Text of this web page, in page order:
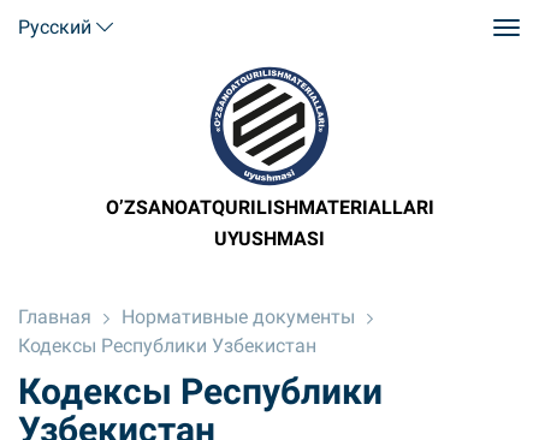
Русский
O’ZSANOATQURILISHMATERIALLARI
UYUSHMASI
Главная
Нормативные документы
Кодексы Республики Узбекистан
Кодексы Республики
Узбекистан